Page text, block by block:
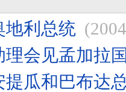
地利总统
理会见孟加拉
提瓜和巴布达